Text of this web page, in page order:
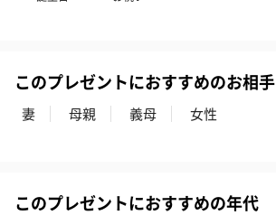
このプレゼントにおすすめのお相手
妻 母親 義母 女性
このプレゼントにおすすめの年代